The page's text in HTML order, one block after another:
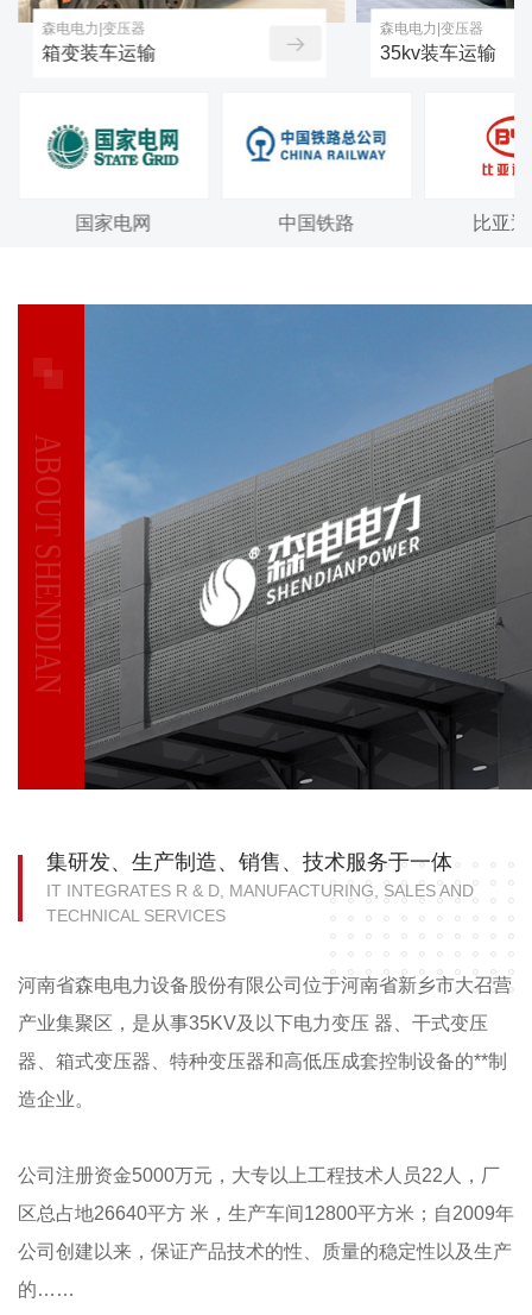
森电电力|变压器
箱变装车运输
森电电力|变压器
35kv装车运输
国家电网 中国铁路 比亚
ABOUT SHENDIAN
集研发、生产制造、销售、技术服务于一体
IT INTEGRATES R & D, MANUFACTURING, SALES AND
TECHNICAL SERVICES
河南省森电电力设备股份有限公司位于河南省新乡市大召营
产业集聚区，是从事35KV及以下电力变压 器、干式变压
器、箱式变压器、特种变压器和高低压成套控制设备的**制
造企业。
公司注册资金5000万元，大专以上工程技术人员22人，厂
区总占地26640平方 米，生产车间12800平方米；自2009年
公司创建以来，保证产品技术的性、质量的稳定性以及生产
的……